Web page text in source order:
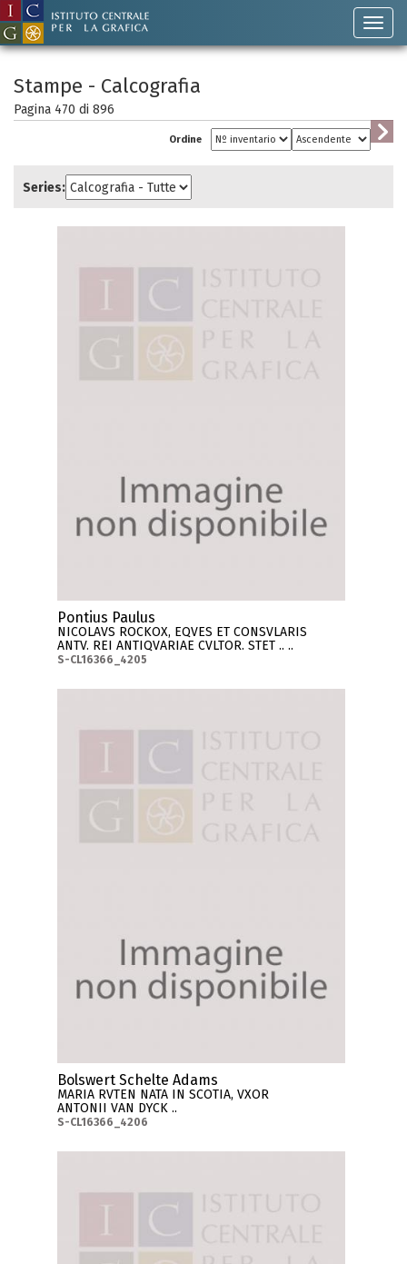
Stampe - Calcografia
Pagina 470 di 896
Ordine
Series:
Pontius Paulus
NICOLAVS ROCKOX, EQVES ET CONSVLARIS
ANTV. REI ANTIQVARIAE CVLTOR. STET .. ..
S-CL16366_4205
Bolswert Schelte Adams
MARIA RVTEN NATA IN SCOTIA, VXOR
ANTONII VAN DYCK ..
S-CL16366_4206